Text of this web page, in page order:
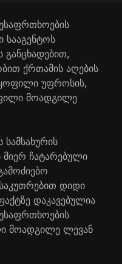
სააგენტოს
განცხადებით,
ქრთამის აღების
ყოფილი უფროსის,
მოადგილე
ჩატარებული
დიდი
დაკავებულია
მოადგილე ლევან